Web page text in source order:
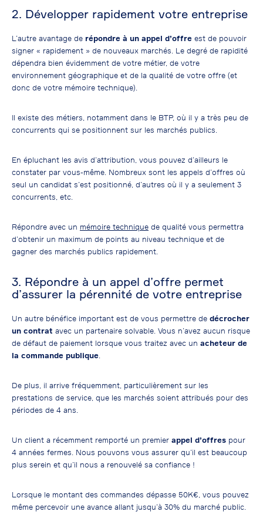
2. Développer rapidement votre entreprise
L’autre avantage de répondre à un appel d’offre est de pouvoir
signer « rapidement » de nouveaux marchés. Le degré de rapidité
dépendra bien évidemment de votre métier, de votre
environnement géographique et de la qualité de votre offre (et
donc de votre mémoire technique).
Il existe des métiers, notamment dans le BTP, où il y a très peu de
concurrents qui se positionnent sur les marchés publics.
En épluchant les avis d’attribution, vous pouvez d’ailleurs le
constater par vous-même. Nombreux sont les appels d’offres où
seul un candidat s’est positionné, d’autres où il y a seulement 3
concurrents, etc.
Répondre avec un mémoire technique de qualité vous permettra
d’obtenir un maximum de points au niveau technique et de
gagner des marchés publics rapidement.
3. Répondre à un appel d’offre permet
d’assurer la pérennité de votre entreprise
Un autre bénéfice important est de vous permettre de décrocher
un contrat avec un partenaire solvable. Vous n’avez aucun risque
de défaut de paiement lorsque vous traitez avec un acheteur de
la commande publique
De plus, il arrive fréquemment, particulièrement sur les
prestations de service, que les marchés soient attribués pour des
périodes de 4 ans.
Un client a récemment remporté un premier appel d’offres pour
4 années fermes. Nous pouvons vous assurer qu’il est beaucoup
plus serein et qu’il nous a renouvelé sa confiance !
Lorsque le montant des commandes dépasse 50K€, vous pouvez
même percevoir une avance allant jusqu’à 30% du marché public.